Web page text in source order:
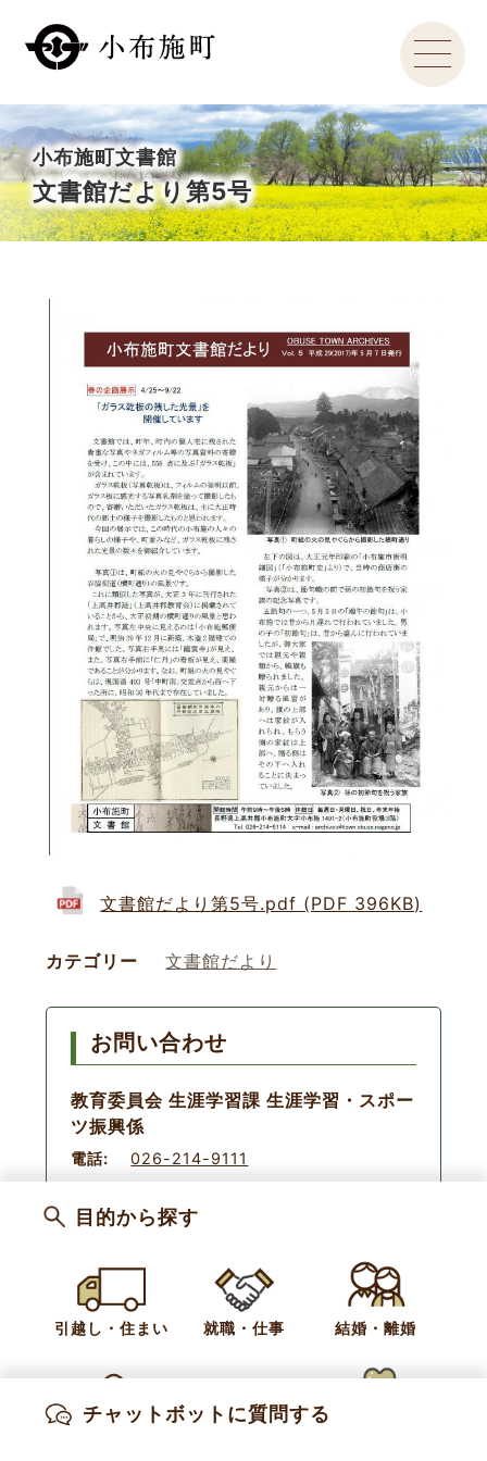
小布施町文書館
文書館だより第5号
文書館だより第5号.pdf (PDF 396KB)
カテゴリー 文書館だより
お問い合わせ
教育委員会 生涯学習課 生涯学習・スポー
ツ振興係
電話: 026-214-9111
ご利用案内
新着情報
お知らせ
文書館だより
目的から探す
引越し・住まい 就職・仕事 結婚・離婚
チャットボットに質問する